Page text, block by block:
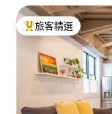
旅客精選榜首
旅客精選